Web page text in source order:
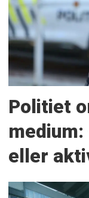
Politiet
eller